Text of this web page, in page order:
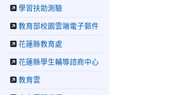
2026-06-10 教育廣播電
台：尋覓歷史記憶 花蓮中
正國小社團體驗闖關探索歷
史
2026-04-30 讓愛閃閃發
光！中正國小「小老闆大市
集」愛心捐助光復國小
2026-07-22
花蓮市中正國小跆拳道隊捷
學習扶助測驗
教育部校園雲端電子郵件
花蓮縣教育處
花蓮縣學生輔導諮商中心
教育雲